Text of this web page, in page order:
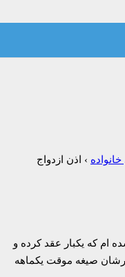
›
اذن ازدواج
ام که یکبار عقد کرده و
صیغه موقت یکماهه